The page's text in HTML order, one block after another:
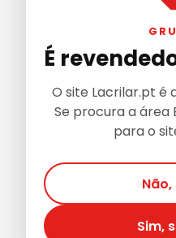
É
O site Lacrilar.pt é
Se procura a área
para o
Sim,